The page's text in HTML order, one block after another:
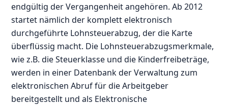
endgültig der Vergangenheit angehören. Ab 2012
startet nämlich der komplett elektronisch
durchgeführte Lohnsteuerabzug, der die Karte
überflüssig macht. Die Lohnsteuerabzugsmerkmale,
wie z.B. die Steuerklasse und die Kinderfreibeträge,
werden in einer Datenbank der Verwaltung zum
elektronischen Abruf für die Arbeitgeber
bereitgestellt und als Elektronische